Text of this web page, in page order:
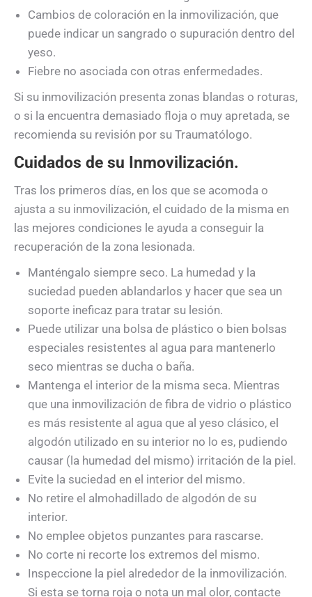
Cambios de coloración en la inmovilización, que
puede indicar un sangrado o supuración dentro del
yeso.
Fiebre no asociada con otras enfermedades.
Si su inmovilización presenta zonas blandas o roturas,
o si la encuentra demasiado floja o muy apretada, se
recomienda su revisión por su Traumatólogo.
Cuidados de su Inmovilización.
Tras los primeros días, en los que se acomoda o
ajusta a su inmovilización, el cuidado de la misma en
las mejores condiciones le ayuda a conseguir la
recuperación de la zona lesionada.
Manténgalo siempre seco. La humedad y la
suciedad pueden ablandarlos y hacer que sea un
soporte ineficaz para tratar su lesión.
Puede utilizar una bolsa de plástico o bien bolsas
especiales resistentes al agua para mantenerlo
seco mientras se ducha o baña.
Mantenga el interior de la misma seca. Mientras
que una inmovilización de fibra de vidrio o plástico
es más resistente al agua que al yeso clásico, el
algodón utilizado en su interior no lo es, pudiendo
causar (la humedad del mismo) irritación de la piel.
Evite la suciedad en el interior del mismo.
No retire el almohadillado de algodón de su
interior.
No emplee objetos punzantes para rascarse.
No corte ni recorte los extremos del mismo.
Inspeccione la piel alrededor de la inmovilización.
Si esta se torna roja o nota un mal olor, contacte